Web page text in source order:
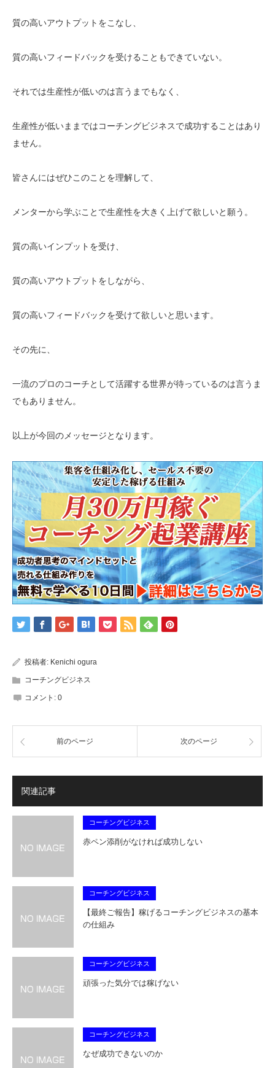
質の高いアウトプットをこなし、
質の高いフィードバックを受けることもできていない。
それでは生産性が低いのは言うまでもなく、
生産性が低いままではコーチングビジネスで成功することはあり
ません。
皆さんにはぜひこのことを理解して、
メンターから学ぶことで生産性を大きく上げて欲しいと願う。
質の高いインプットを受け、
質の高いアウトプットをしながら、
質の高いフィードバックを受けて欲しいと思います。
その先に、
一流のプロのコーチとして活躍する世界が待っているのは言うま
でもありません。
以上が今回のメッセージとなります。
投稿者: Kenichi ogura
コーチングビジネス
コメント: 0
前のページ 次のページ
関連記事
コーチングビジネス
赤ペン添削がなければ成功しない
コーチングビジネス
【最終ご報告】稼げるコーチングビジネスの基本
の仕組み
コーチングビジネス
頑張った気分では稼げない
コーチングビジネス
なぜ成功できないのか